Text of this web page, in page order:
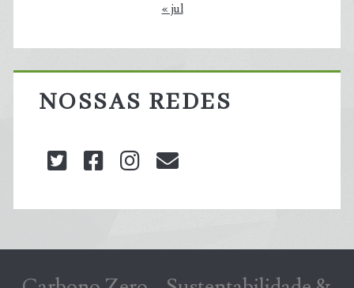
« jul
NOSSAS REDES
twitterfacebookinstagram